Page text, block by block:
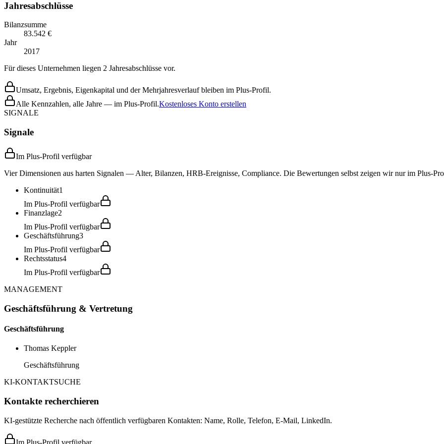
Jahresabschlüsse
Bilanzsumme
83.542 €
Jahr
2017
Für dieses Unternehmen liegen 2 Jahresabschlüsse vor.
Umsatz, Ergebnis, Eigenkapital und der Mehrjahresverlauf bleiben im Plus-Profil.
Alle Kennzahlen, alle Jahre — im Plus-Profil.Kostenloses Konto erstellen
SIGNALE
Signale
Im Plus-Profil verfügbar
Vier Dimensionen aus harten Signalen — Alter, Bilanzen, HRB-Ereignisse, Compliance. Die Bewertungen selbst zeigen wir nur im Plus-
Kontinuität1
Im Plus-Profil verfügbar
Finanzlage2
Im Plus-Profil verfügbar
Geschäftsführung3
Im Plus-Profil verfügbar
Rechtsstatus4
Im Plus-Profil verfügbar
MANAGEMENT
Geschäftsführung & Vertretung
Geschäftsführung
Thomas Keppler
Geschäftsführung
KI-KONTAKTSUCHE
Kontakte recherchieren
KI-gestützte Recherche nach öffentlich verfügbaren Kontakten: Name, Rolle, Telefon, E-Mail, LinkedIn.
Im Plus-Profil verfügbar